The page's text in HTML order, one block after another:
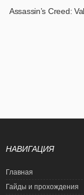
Assassin’s Creed:
НАВИГАЦИЯ
Главная
Гайды и прохождения